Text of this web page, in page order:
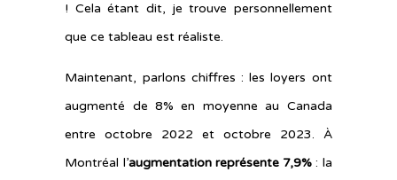
! Cela étant dit, je trouve personnellement
que ce tableau est réaliste.
Maintenant, parlons chiffres : les loyers ont
augmenté de 8% en moyenne au Canada
entre octobre 2022 et octobre 2023. À
Montréal l’augmentation représente 7,9% : la